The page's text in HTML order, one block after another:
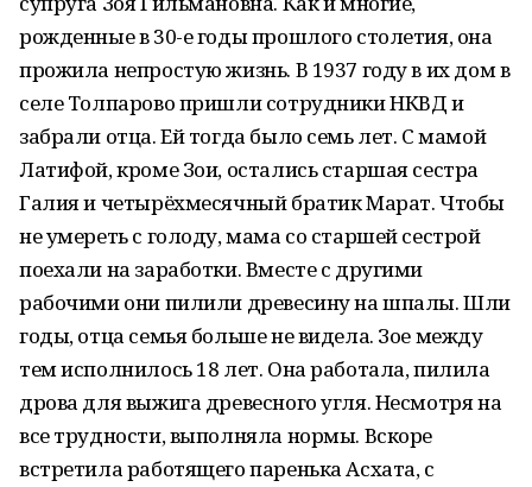
рожденные в 30-е годы прошлого столетия, она
прожила непростую жизнь. В 1937 году в их дом в
селе Толпарово пришли сотрудники НКВД и
забрали отца. Ей тогда было семь лет. С мамой
Латифой, кроме Зои, остались старшая сестра
Галия и четырёхмесячный братик Марат. Чтобы
не умереть с голоду, мама со старшей сестрой
поехали на заработки. Вместе с другими
рабочими они пилили древесину на шпалы. Шли
годы, отца семья больше не видела. Зое между
тем исполнилось 18 лет. Она работала, пилила
дрова для выжига древесного угля. Несмотря на
все трудности, выполняла нормы. Вскоре
встретила работящего паренька Асхата, с